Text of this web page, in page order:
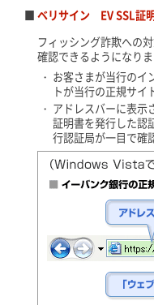
■ ベリサイン EV SSL証
フィッシング詐欺への
確認できるようになり
・ お客さまが当行のイ
トが当行の正規サ
・ アドレスバーに表示
証明書を発行した認
行認証局が一目で確